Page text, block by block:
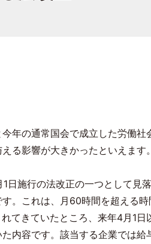
年の通常国会で成立した労働
る影響が大きかったといえます。
1日施行の法改正の一つとして見
。これは、月60時間を超える
てきていたところ、来年4月 1日
内容です。該当する企業では